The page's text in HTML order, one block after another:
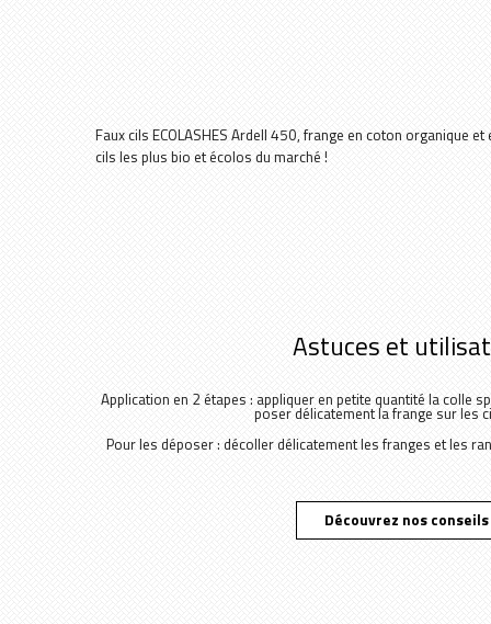
Faux cils ECOLASHES Ardell 450, frange en coton organique
cils les plus bio et écolos du marché !
Astuces et
Application en 2 étapes : appliquer en petite quantité la colle
poser délicatement la frange sur les
Pour les déposer : décoller délicatement les franges et les
Découvrez nos conseils